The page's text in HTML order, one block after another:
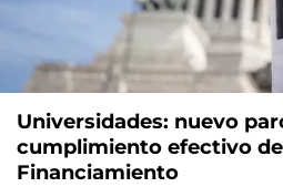
Universidades: nuevo
cumplimiento efectivo
Financiamiento